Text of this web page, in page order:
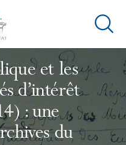
Ouvrir
de
et les
d’intérêt
: une
du